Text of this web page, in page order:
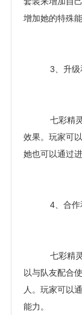
增加她的特殊能
3、升级
七彩精
效果。玩家可
她也可以通过
4、合作
七彩精
以与队友配合
人。玩家可以
能力。